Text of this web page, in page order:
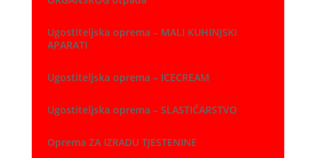
Ugostiteljska oprema – MALI KUHINJSKI
APARATI
Ugostiteljska oprema – ICECREAM
Ugostiteljska oprema – SLASTIČARSTVO
Oprema ZA IZRADU TJESTENINE